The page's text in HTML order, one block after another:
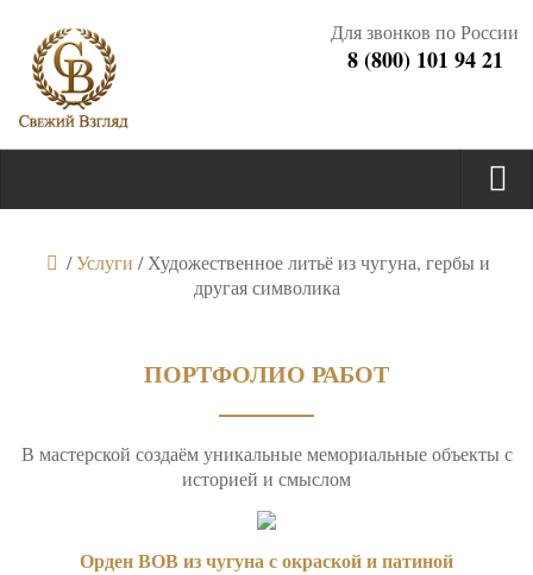
Для звонков по России
8 (800) 101 94 21
/Услуги /Художественное литьё из чугуна, гербы и
другая символика
ПОРТФОЛИО РАБОТ
В мастерской создаём уникальные мемориальные объекты с
историей и смыслом
Орден ВОВ из чугуна с окраской и патиной